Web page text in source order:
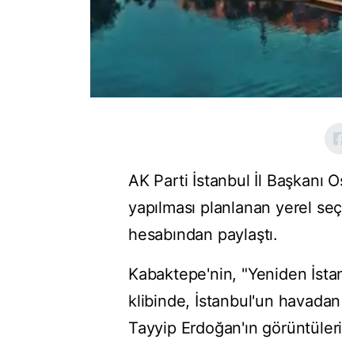
AK Parti İstanbul İl Başkanı
yapılması planlanan yerel
hesabından paylaştı.
Kabaktepe'nin, "Yeniden
klibinde, İstanbul'un
Tayyip Erdoğan'ın görüntüleri